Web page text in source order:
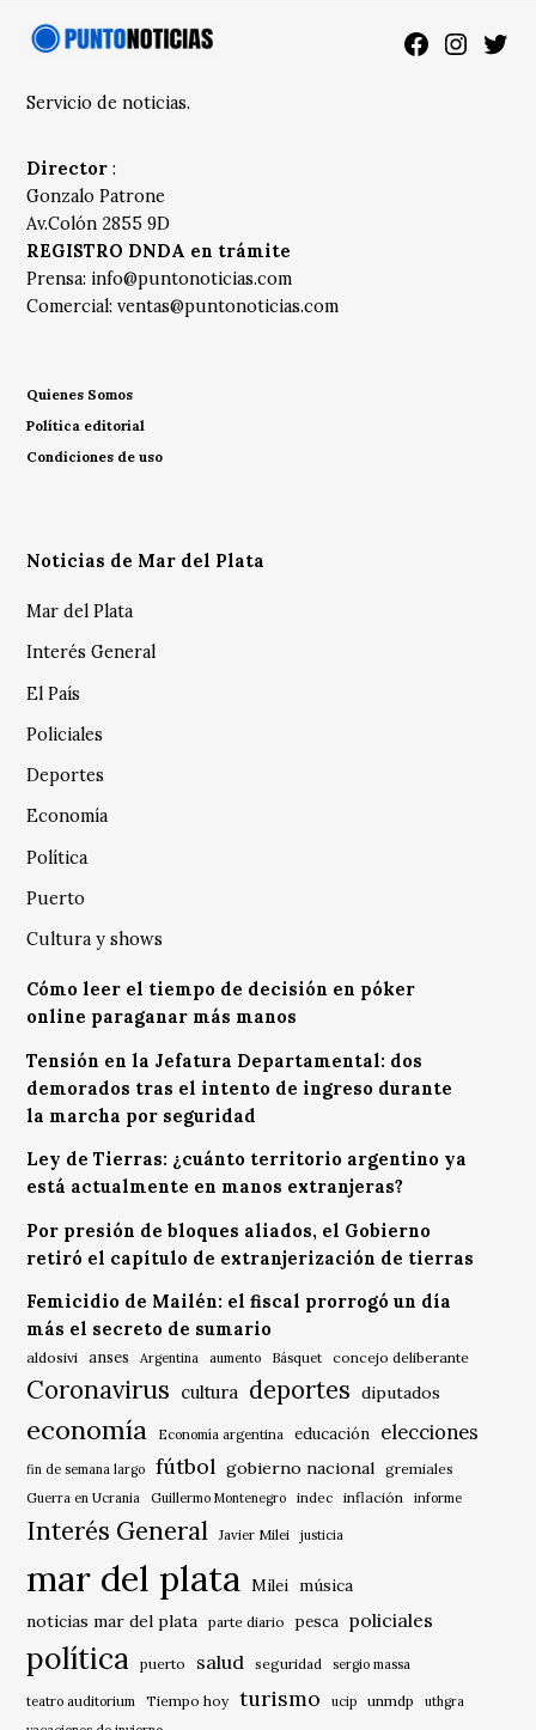
Facebook
Servicio de noticias.
Director :
Gonzalo Patrone
Av.Colón 2855 9D
REGISTRO DNDA en trámite
Prensa: info@puntonoticias.com
Comercial:ventas@puntonoticias.com
Quienes Somos
Política editorial
Condiciones de uso
Noticias de Mar del Plata
Mar del Plata
Interés General
El País
Policiales
Deportes
Economía
Política
Puerto
Cultura y shows
Cómo leer el tiempo de decisión en póker
online paraganar más manos
Tensión en la Jefatura Departamental: dos
demorados tras el intento de ingreso durante
la marcha por seguridad
Ley de Tierras: ¿cuánto territorio argentino ya
está actualmente en manos extranjeras?
Por presión de bloques aliados, el Gobierno
retiró el capítulo de extranjerización de tierras
Femicidio de Mailén: el fiscal prorrogó un día
más el secreto de sumario
aldosivi anses Argentina aumento Básquet concejo deliberante
Coronavirus cultura deportes diputados
economía Economía argentina educación elecciones
fin de semana largo fútbol gobierno nacional gremiales
Guerra en Ucrania Guillermo Montenegro indec inflación informe
Interés General Javier Milei justicia
mar del plata Milei música
noticias mar del plata
parte diario pesca policiales
política puerto salud seguridad sergio massa
teatro auditorium Tiempo hoy turismo ucip unmdp
uthgra